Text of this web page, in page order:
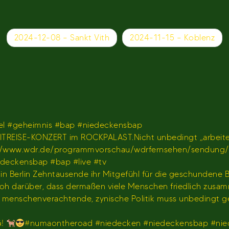
2024-12-08 – Sankt Vith 2024-11-15 – Koblenz
#geheimnis #bap #niedeckensbap
KONZERT im ROCKPALAST.Nicht unbedingt
www.wdr.de/programmvorschau/wdrfernsehen/
#bap #live #tv
Berlin Zehntausende ihr Mitgefühl für die geschundene
darüber, dass dermaßen viele Menschen friedlich
zynische Politik muss unbedingt
#numaontheroad #niedecken #niedeckensbap